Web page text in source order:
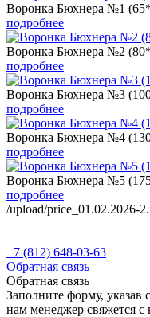
Воронка Бюхнера №1
подробнее
Воронка Бюхнера №2
подробнее
Воронка Бюхнера №3
подробнее
Воронка Бюхнера №4
подробнее
Воронка Бюхнера №5
подробнее
/upload/price_01.02.2026-
+7 (812) 648-03-63
Обратная связь
Обратная связь
Заполните форму, указав
нам менеджер свяжется